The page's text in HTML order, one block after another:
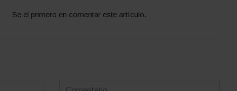
Se el primero en comentar este artículo.